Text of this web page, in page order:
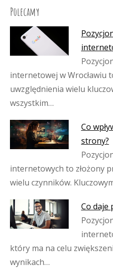
Polecamy
internetowej w Wrocławiu
uwzględnienia wielu
wszystkim…
Co
strony?
internetowych to złożony
wielu czynników.
Co daje
który ma na celu
wynikach…